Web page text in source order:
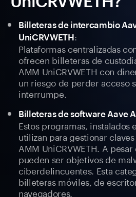
Billeteras de intercambio
UniCRVWETH:
Plataformas centralizadas
ofrecen billeteras de
AMM UniCRVWETH con
un riesgo de perder acceso
interrumpe.
Billeteras de software Aave
Estos programas, instalados
utilizan para gestionar
AMM UniCRVWETH. A
pueden ser objetivos de
ciberdelincuentes. Esta
billeteras móviles, de
navegadores.